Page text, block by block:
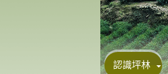
認識坪林